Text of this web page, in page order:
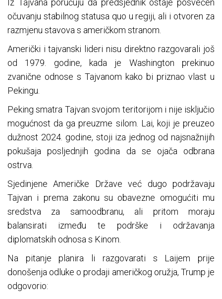
Iz Tajvana poručuju da predsjednik ostaje posvećen
očuvanju stabilnog statusa quo u regiji, ali i otvoren za
razmjenu stavova s američkom stranom.
Američki i tajvanski lideri nisu direktno razgovarali još
od 1979. godine, kada je Washington prekinuo
zvanične odnose s Tajvanom kako bi priznao vlast u
Pekingu.
Peking smatra Tajvan svojom teritorijom i nije isključio
mogućnost da ga preuzme silom. Lai, koji je preuzeo
dužnost 2024. godine, stoji iza jednog od najsnažnijih
pokušaja posljednjih godina da se ojača odbrana
ostrva.
Sjedinjene Američke Države već dugo podržavaju
Tajvan i prema zakonu su obavezne omogućiti mu
sredstva za samoodbranu, ali pritom moraju
balansirati između te podrške i održavanja
diplomatskih odnosa s Kinom.
Na pitanje planira li razgovarati s Laijem prije
donošenja odluke o prodaji američkog oružja, Trump je
odgovorio: